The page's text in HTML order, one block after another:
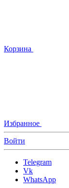
Корзина
Избранное
Войти
Telegram
Vk
WhatsApp